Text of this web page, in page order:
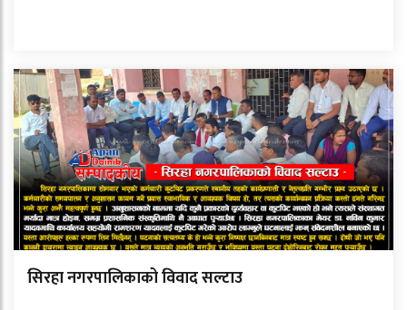
सिरहा नगरपालिकाको विवाद सल्टाउ